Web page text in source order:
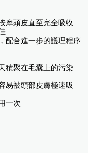
摩頭皮直至完全吸收
配合進一步的護理程序
積聚在毛囊上的污染
易被頭部皮膚極速吸
一次